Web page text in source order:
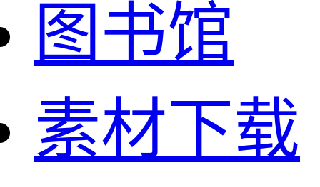
图书馆
素材下载